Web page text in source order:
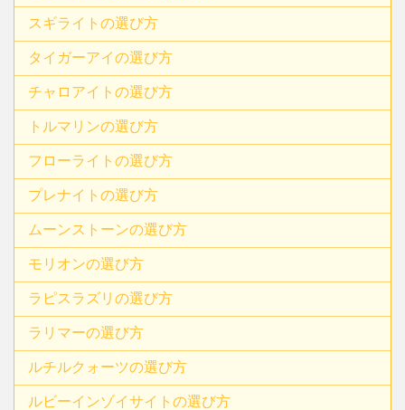
スギライトの選び方
タイガーアイの選び方
チャロアイトの選び方
トルマリンの選び方
フローライトの選び方
プレナイトの選び方
ムーンストーンの選び方
モリオンの選び方
ラピスラズリの選び方
ラリマーの選び方
ルチルクォーツの選び方
ルビーインゾイサイトの選び方